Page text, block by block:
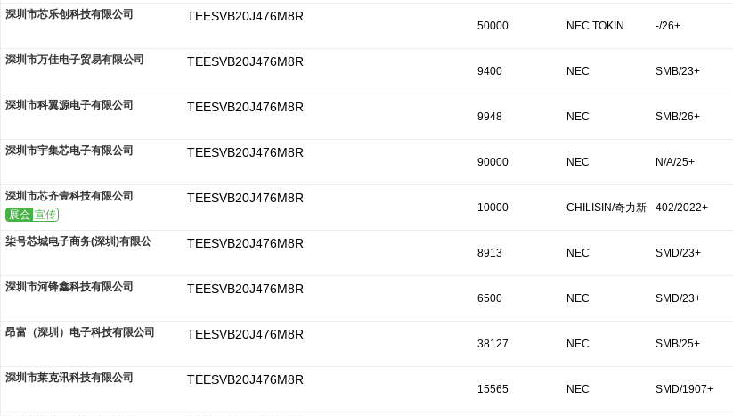
深圳市芯乐创科技有限公司
TEESVB20J476M8R
50000 NEC TOKIN -/26+
深圳市万佳电子贸易有限公司
TEESVB20J476M8R
9400 NEC SMB/23+
深圳市科翼源电子有限公司 TEESVB20J476M8R
9948 NEC SMB/26+
深圳市宇集芯电子有限公司 TEESVB20J476M8R
90000 NEC N/A/25+
深圳市芯齐壹科技有限公司
展会 宣传
TEESVB20J476M8R
10000 CHILISIN/奇力新 402/2022+
柒号芯城电子商务(深圳)有限公
TEESVB20J476M8R
8913 NEC SMD/23+
深圳市河锋鑫科技有限公司
TEESVB20J476M8R
6500 NEC SMD/23+
昂富（深圳）电子科技有限公司 TEESVB20J476M8R
38127 NEC SMB/25+
深圳市莱克讯科技有限公司
TEESVB20J476M8R
15565 NEC SMD/1907+